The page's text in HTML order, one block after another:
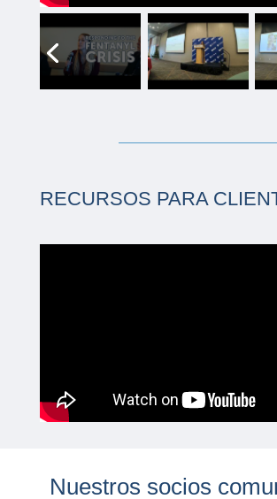
RECURSOS PARA
Nuestros socios